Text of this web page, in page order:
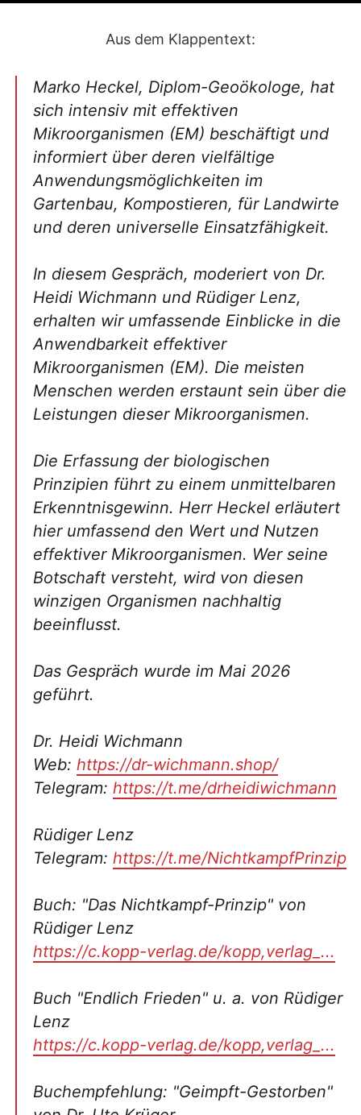
Aus dem Klappentext:
Marko Heckel, Diplom-Geoökologe, hat
sich intensiv mit effektiven
Mikroorganismen (EM) beschäftigt und
informiert über deren vielfältige
Anwendungsmöglichkeiten im
Gartenbau, Kompostieren, für Landwirte
und deren universelle Einsatzfähigkeit.
In diesem Gespräch, moderiert von Dr.
Heidi Wichmann und Rüdiger Lenz,
erhalten wir umfassende Einblicke in die
Anwendbarkeit effektiver
Mikroorganismen (EM). Die meisten
Menschen werden erstaunt sein über die
Leistungen dieser Mikroorganismen.
Die Erfassung der biologischen
Prinzipien führt zu einem unmittelbaren
Erkenntnisgewinn. Herr Heckel erläutert
hier umfassend den Wert und Nutzen
effektiver Mikroorganismen. Wer seine
Botschaft versteht, wird von diesen
winzigen Organismen nachhaltig
beeinflusst.
Das Gespräch wurde im Mai 2026
geführt.
Dr. Heidi Wichmann
Web: https://dr-wichmann.shop/
Telegram: https://t.me/drheidiwichmann
Rüdiger Lenz
Telegram: https://t.me/NichtkampfPrinzip
Buch: "Das Nichtkampf-Prinzip" von
Rüdiger Lenz
https://c.kopp-verlag.de/kopp,verlag_...
Buch "Endlich Frieden" u. a. von Rüdiger
Lenz
https://c.kopp-verlag.de/kopp,verlag_...
Buchempfehlung: "Geimpft-Gestorben"